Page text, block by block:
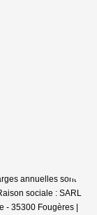
annuelles sont
sociale : SARL
- 35300 Fougères |